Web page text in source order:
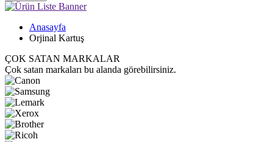
Anasayfa
Orjinal Kartuş
ÇOK SATAN MARKALAR
Çok satan markaları bu alanda görebilirsiniz.